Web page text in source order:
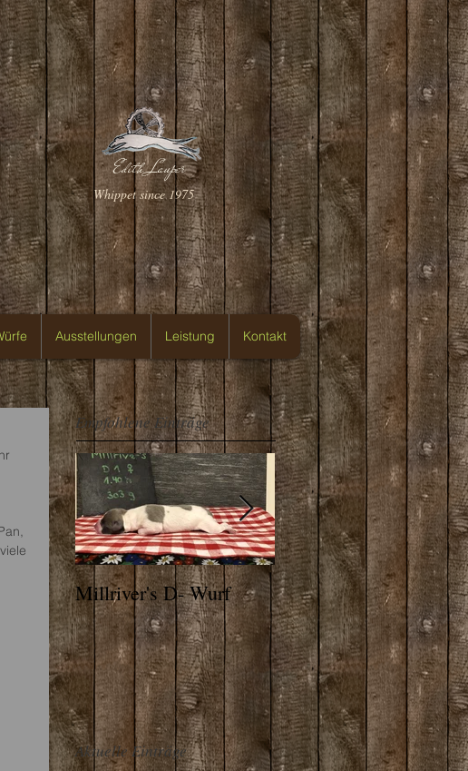
Edith Lauper
Whippet since 1975
Ausstellungen Leistung Kontakt
Empfohlene Einträge
Millriver's D- Wurf THE ALPS WHIPPET
Aktuelle Einträge